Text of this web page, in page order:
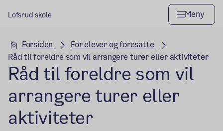
Lofsrud skole Meny
Hovedseksjon
Forsiden
For elever og foresatte
Råd til foreldre som vil arrangere turer eller aktiviteter
Råd til foreldre som vil
arrangere turer eller
aktiviteter